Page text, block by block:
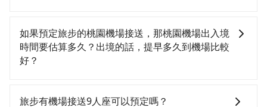
城市的200倍，且迎曦閣民宿並未位於市區，可能根本無
車可攔。縱使幸運攔到一輛小黃了，花蓮縣少部分小黃
司機不按表收費，看乘客是外地人便漫天喊價或恣意繞
路。但如果全程使用tripool並到府專車接送，則每人平
不預約包車，不僅每人至少額外負擔690元車資，而且更
雖然迎曦閣民宿到桃園機場的跳表小黃可能較為便宜，
但當你們人數超過四位時，叫兩輛計程車的費用就貴
了，改預約一輛tripool的九人座廂型車最高可省$700。
握最新的優惠訊息，並且充分利用您的信用卡優惠服
務。
格通常是根據時間或距離來計算，而且在不同城市和地
區，價格可能有所不同。另外，計程車包車價格也可能
會因為交通狀況等因素而有所變動。因此，在預定包車
按照包車時間和里程、車型來計費，價格在網站上公開
如果預定旅步的桃園機場接送，那桃園機場出入境
時間要估算多久？出境的話，提早多久到機場比較
好？
班入境，約需1-1.5小時通關。
旅步有機場接送9人座可以預定嗎？